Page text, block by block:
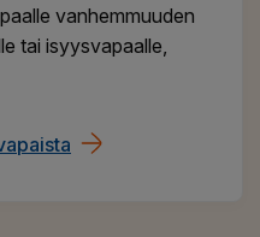
vanhemmuuden
tai isyysvapaalle,